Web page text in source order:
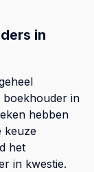
in
boekhouder in
hebben
keuze
het
in kwestie.